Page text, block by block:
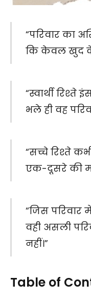
“परिवार का
कि केवल खुद के
“स्वार्थी
भले ही वह
“सच्चे रिश्ते
एक-दूसरे की
“जिस
वही असली
नहीं।”
Table of